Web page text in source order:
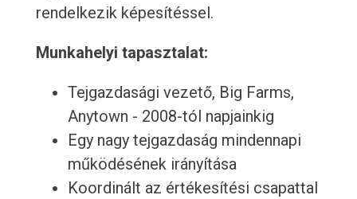
rendelkezik képesítéssel.
Munkahelyi tapasztalat:
Tejgazdasági vezető, Big Farms,
Anytown - 2008-tól napjainkig
Egy nagy tejgazdaság mindennapi
működésének irányítása
Koordinált az értékesítési csapattal